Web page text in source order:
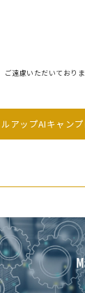
遠慮いただいており
アップAIキャン